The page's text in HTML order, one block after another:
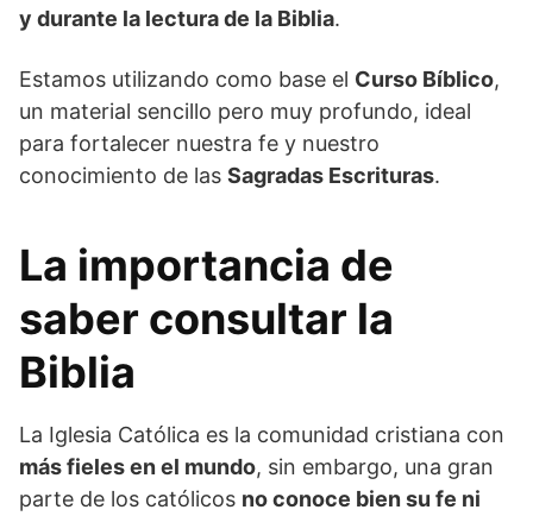
y durante la lectura de la Biblia.
Estamos utilizando como base el Curso Bíblico,
un material sencillo pero muy profundo, ideal
para fortalecer nuestra fe y nuestro
conocimiento de las Sagradas Escrituras.
La importancia de
saber consultar la
Biblia
La Iglesia Católica es la comunidad cristiana con
más fieles en el mundo, sin embargo, una gran
parte de los católicos no conoce bien su fe ni